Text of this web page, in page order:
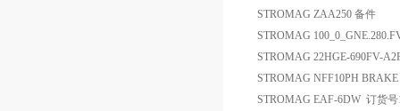
STROMAG ZAA250 备件
STROMAG
STROMAG 22HGE-690FV-
STROMAG NFF10PH
STROMAG EAF-6DW 订货